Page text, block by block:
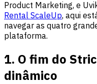
Product Marketing, e
Rental ScaleUp, aqui
navegar as quatro
plataforma.
1. O fim do
dinâmico